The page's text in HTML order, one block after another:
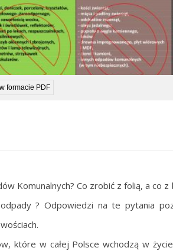
formacie PDF
Komunalnych? Co zrobić z folią, a co
? Odpowiedzi na te pytania
które w całej Polsce wchodzą w